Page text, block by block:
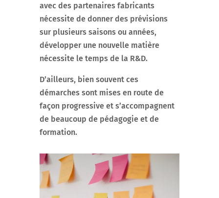
avec des partenaires fabricants
nécessite de donner des prévisions
sur plusieurs saisons ou années,
développer une nouvelle matière
nécessite le temps de la R&D.
D’ailleurs, bien souvent ces
démarches sont mises en route de
façon progressive et s’accompagnent
de beaucoup de pédagogie et de
formation.